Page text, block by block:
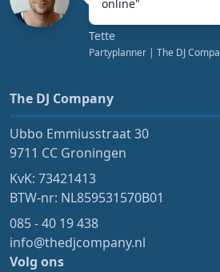
online"
Tette
Partyplanner | The DJ
The DJ Company
Ubbo Emmiusstraat 30
9711 CC Groningen
KvK: 73421413
BTW-nr: NL859531570B01
085 - 40 19 438
info@thedjcompany.nl
Volg ons